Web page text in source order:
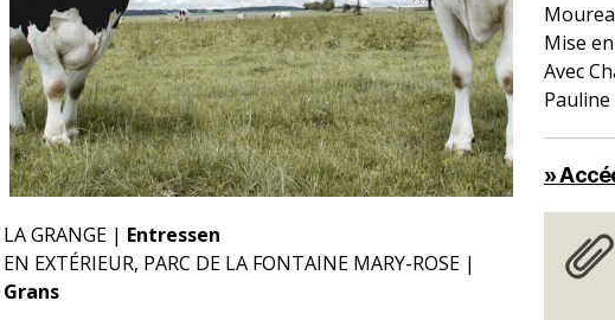
LA GRANGE | Entressen
EN EXTÉRIEUR, PARC DE LA FONTAINE MARY-ROSE |
Grans
Mise
Avec
»